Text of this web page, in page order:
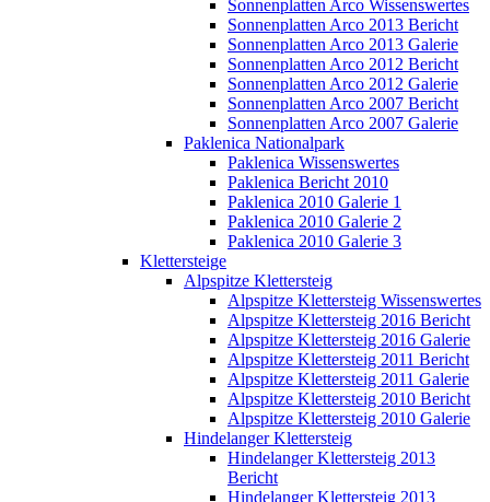
Sonnenplatten Arco Wissenswertes
Sonnenplatten Arco 2013 Bericht
Sonnenplatten Arco 2013 Galerie
Sonnenplatten Arco 2012 Bericht
Sonnenplatten Arco 2012 Galerie
Sonnenplatten Arco 2007 Bericht
Sonnenplatten Arco 2007 Galerie
Paklenica Nationalpark
Paklenica Wissenswertes
Paklenica Bericht 2010
Paklenica 2010 Galerie 1
Paklenica 2010 Galerie 2
Paklenica 2010 Galerie 3
Klettersteige
Alpspitze Klettersteig
Alpspitze Klettersteig Wissenswertes
Alpspitze Klettersteig 2016 Bericht
Alpspitze Klettersteig 2016 Galerie
Alpspitze Klettersteig 2011 Bericht
Alpspitze Klettersteig 2011 Galerie
Alpspitze Klettersteig 2010 Bericht
Alpspitze Klettersteig 2010 Galerie
Hindelanger Klettersteig
Hindelanger Klettersteig 2013
Bericht
Hindelanger Klettersteig 2013